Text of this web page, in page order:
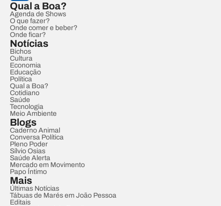
Qual a Boa?
Agenda de Shows
O que fazer?
Onde comer e beber?
Onde ficar?
Notícias
Bichos
Cultura
Economia
Educação
Política
Qual a Boa?
Cotidiano
Saúde
Tecnologia
Meio Ambiente
Blogs
Caderno Animal
Conversa Política
Pleno Poder
Sílvio Osias
Saúde Alerta
Mercado em Movimento
Papo Íntimo
Mais
Últimas Notícias
Tábuas de Marés em João Pessoa
Editais